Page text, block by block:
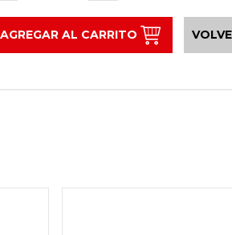
AGREGAR AL CARRITO